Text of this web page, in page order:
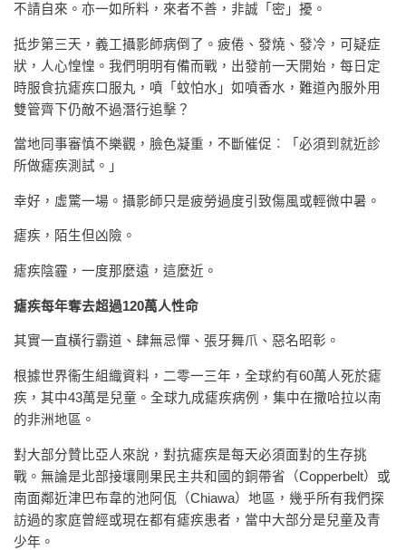
不請自來。亦一如所料，來者不善，非誠「密」擾。
抵步第三天，義工攝影師病倒了。疲倦、發燒、發冷，可疑症
狀，人心惶惶。我們明明有備而戰，出發前一天開始，每日定
時服食抗瘧疾口服丸，噴「蚊怕水」如噴香水，難道內服外用
雙管齊下仍敵不過潛行追擊？
當地同事審慎不樂觀，臉色凝重，不斷催促︰「必須到就近診
所做瘧疾測試。」
幸好，虛驚一場。攝影師只是疲勞過度引致傷風或輕微中暑。
瘧疾，陌生但凶險。
瘧疾陰霾，一度那麼遠，這麼近。
瘧疾每年奪去超過120萬人性命
其實一直橫行霸道、肆無忌憚、張牙舞爪、惡名昭彰。
根據世界衞生組織資料，二零一三年，全球約有60萬人死於瘧
疾，其中43萬是兒童。全球九成瘧疾病例，集中在撒哈拉以南
的非洲地區。
對大部分贊比亞人來說，對抗瘧疾是每天必須面對的生存挑
戰。無論是北部接壤剛果民主共和國的銅帶省（Copperbelt）或
南面鄰近津巴布韋的池阿佤（Chiawa）地區，幾乎所有我們探
訪過的家庭曾經或現在都有瘧疾患者，當中大部分是兒童及青
少年。